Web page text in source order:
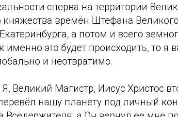
сперва на территории
времён Штефана
а потом и всего
именно это будет происходить, то я
и неотвратимо.
Великий Магистр, Иисус Христос
нашу планету под личный